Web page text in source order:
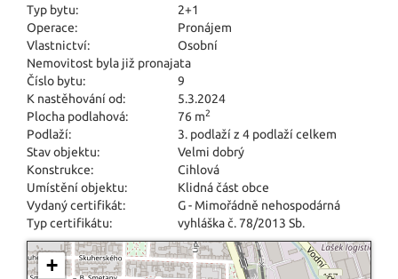
Typ bytu:
2+1
Operace:
Pronájem
Vlastnictví:
Osobní
Nemovitost byla již pronajata
Číslo bytu:
9
K nastěhování od:
5.3.2024
Plocha podlahová:
76 m2
Podlaží:
3. podlaží z 4 podlaží celkem
Stav objektu:
Velmi dobrý
Konstrukce:
Cihlová
Umístění objektu:
Klidná část obce
Vydaný certifikát:
G - Mimořádně nehospodárná
Typ certifikátu:
vyhláška č. 78/2013 Sb.
+